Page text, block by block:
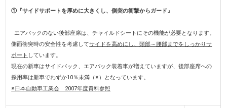
①『サイドサポートを厚めに大きくし、側突の衝撃からガード』
エアバックのない後部座席は、チャイルドシートにその機能が必要となります。
側面衝突時の安全性を考慮してサイドを高めにし、頭部～腰部までをしっかりサ
ポート しています。
現在の新車はサイドバック、エアバック装着車が増えていますが、後部座席への
採用率は新車でわずか10％未満（※）となっています。
※日本自動車工業会 2007年度資料参照